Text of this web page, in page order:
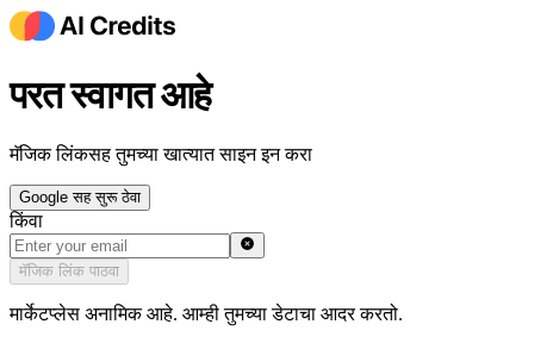
परत स्वागत आहे
मॅजिक लिंकसह तुमच्या खात्यात साइन इन करा
Google सह सुरू ठेवा
किंवा
मॅजिक लिंक पाठवा
मार्केटप्लेस अनामिक आहे. आम्ही तुमच्या डेटाचा आदर करतो.